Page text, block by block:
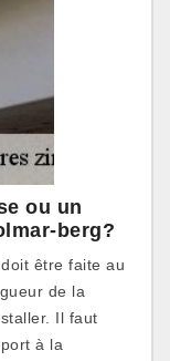
ou un
berg?
être faite au
de la
Il faut
à la